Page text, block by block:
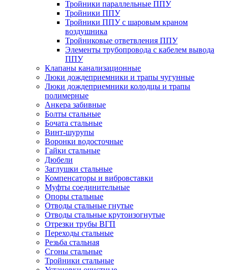
Тройники параллельные ППУ
Тройники ППУ
Тройники ППУ с шаровым краном
воздушника
Тройниковые ответвления ППУ
Элементы трубопровода с кабелем вывода
ППУ
Клапаны канализационные
Люки дождеприемники и трапы чугунные
Люки дождеприемники колодцы и трапы
полимерные
Анкера забивные
Болты стальные
Бочата стальные
Винт-шурупы
Воронки водосточные
Гайки стальные
Дюбели
Заглушки стальные
Компенсаторы и вибровставки
Муфты соединительные
Опоры стальные
Отводы стальные гнутые
Отводы стальные крутоизогнутые
Отрезки трубы ВГП
Переходы стальные
Резьба стальная
Сгоны стальные
Тройники стальные